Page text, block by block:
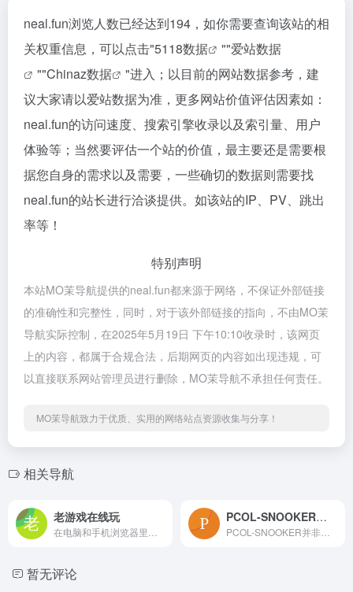
neal.fun浏览人数已经达到194，如你需要查询该站的相
关权重信息，可以点击"5118数据 ""爱站数据
""Chinaz数据
"进入；以目前的网站数据参考，建
议大家请以爱站数据为准，更多网站价值评估因素如：
neal.fun的访问速度、搜索引擎收录以及索引量、用户
体验等；当然要评估一个站的价值，最主要还是需要根
据您自身的需求以及需要，一些确切的数据则需要找
neal.fun的站长进行洽谈提供。如该站的IP、PV、跳出
率等！
特别声明
本站MO茉导航提供的neal.fun都来源于网络，不保证外部链接
的准确性和完整性，同时，对于该外部链接的指向，不由MO茉
导航实际控制，在2025年5月19日 下午10:10收录时，该网页
上的内容，都属于合规合法，后期网页的内容如出现违规，可
以直接联系网站管理员进行删除，MO茉导航不承担任何责任。
MO茉导航致力于优质、实用的网络站点资源收集与分享！
相关导航
老游戏在线玩 PCOL-SNOOKER在线斯诺克台球小游戏
暂无评论